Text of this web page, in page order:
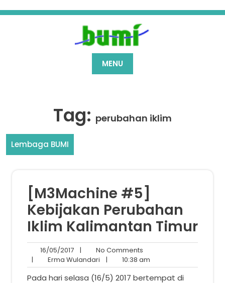
to
MENU
Tag: perubahan iklim
Lembaga BUMI
[M3Machine #5]
Kebijakan Perubahan
Iklim Kalimantan Timur
16/05/201716/05/2017
| No Comments
Comments
| Erma Wulandari Erma
Wulandari
| 10:38 am
am
Pada hari selasa (16/5) 2017 bertempat di